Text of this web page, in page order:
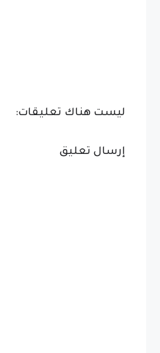
ليست هناك تعليقات:
إرسال تعليق